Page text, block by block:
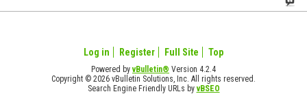
Log in Register Full Site Top
Powered byvBulletin® Version 4.2.4
Copyright © 2026 vBulletin Solutions, Inc. All rights reserved.
Search Engine Friendly URLs byvBSEO